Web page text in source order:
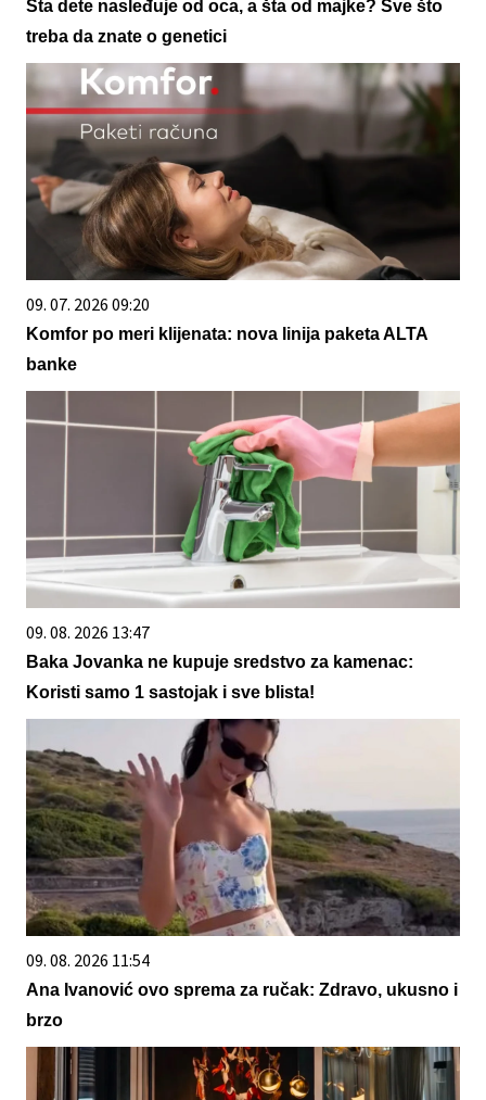
Šta dete nasleđuje od oca, a šta od majke? Sve što
treba da znate o genetici
09. 07. 2026 09:20
Komfor po meri klijenata: nova linija paketa ALTA
banke
09. 08. 2026 13:47
Baka Jovanka ne kupuje sredstvo za kamenac:
Koristi samo 1 sastojak i sve blista!
09. 08. 2026 11:54
Ana Ivanović ovo sprema za ručak: Zdravo, ukusno i
brzo